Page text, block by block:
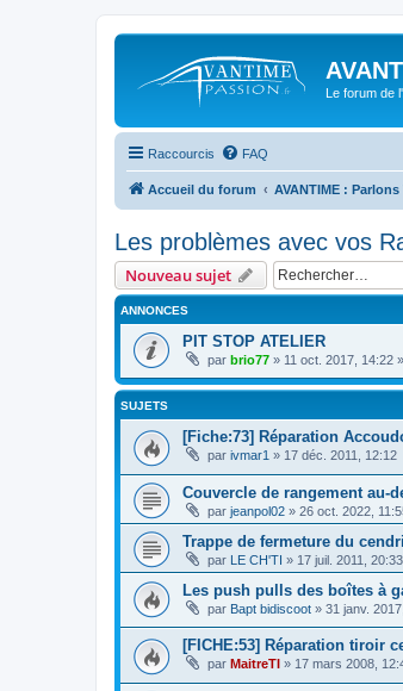
Le forum de
Raccourcis FAQ
Accueil du forum AVANTIME :
Les problèmes avec vos
Nouveau sujet
ANNONCES
PIT STOP ATELIER
par brio77 » 11 oct. 2017, 14:22
SUJETS
[Fiche:73] Réparation
par ivmar1 » 17 déc. 2011, 12:12
Couvercle de rangement au-
par jeanpol02 » 26 oct. 2022,
Trappe de fermeture du
par LE CH'TI » 17 juil. 2011, 20:33
Les push pulls des boîtes à
par Bapt bidiscoot » 31 janv.
[FICHE:53] Réparation tiroir
par MaitreTI » 17 mars 2008,